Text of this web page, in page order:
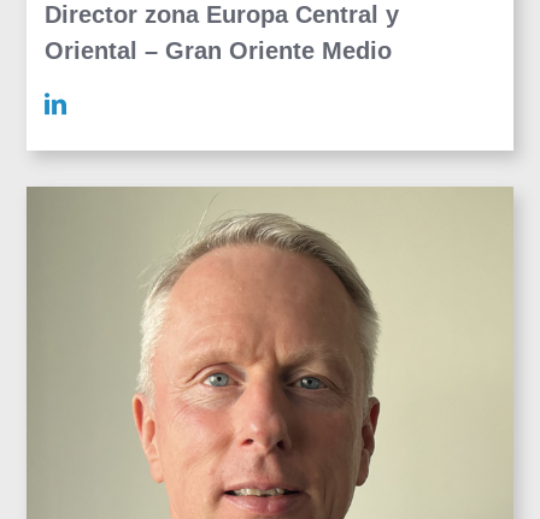
Director zona Europa Central y
Oriental – Gran Oriente Medio